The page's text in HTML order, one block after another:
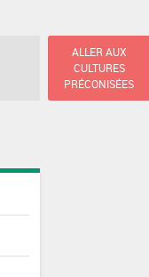
ALLER AUX
CULTURES
PRÉCONISÉES